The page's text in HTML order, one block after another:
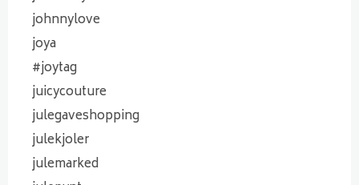
johnnylove
joya
#joytag
juicycouture
julegaveshopping
julekjoler
julemarked